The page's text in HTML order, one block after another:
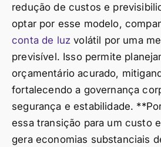
redução de custos e
optar por esse modelo,
conta de luz volátil por uma
previsível. Isso permite
orçamentário acurado,
fortalecendo a governança
segurança e estabilidade.
essa transição para um custo
gera economias substanciais